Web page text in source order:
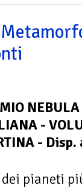
NEBULA
-
-
pianeti